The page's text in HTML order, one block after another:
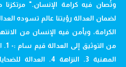
وتُصان فيه كرامة الإنسان." مرتكزنا
لضمان العدالة رؤيتنا عالم تسوده
الكرامة، ويأمن فيه الإنسان من